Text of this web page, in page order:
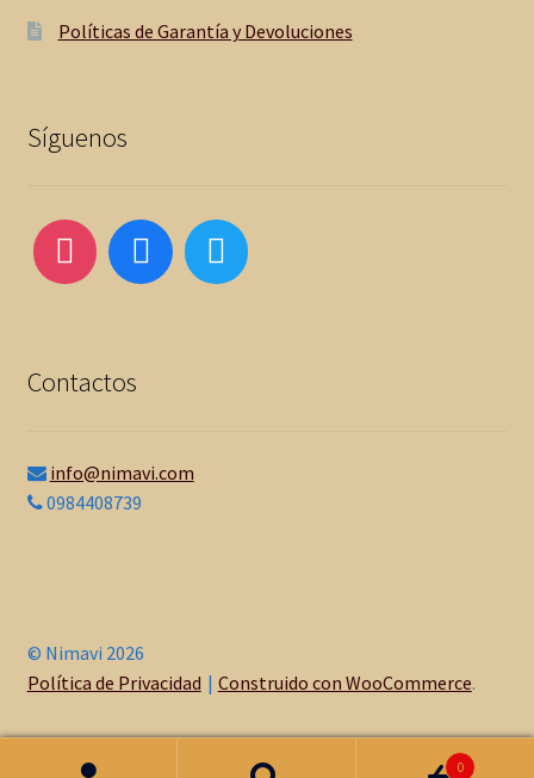
Políticas de Garantía y Devoluciones
Síguenos
Contactos
info@nimavi.com
0984408739
© Nimavi 2026
Política de Privacidad
Construido con WooCommerce.
0